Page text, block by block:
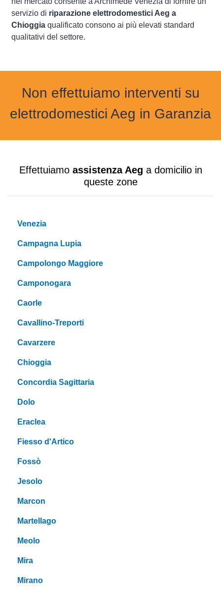
servizio di riparazione elettrodomestici Aeg a
Chioggia qualificato consono ai più elevati standard
qualitativi del settore.
Non effettuiamo interventi su
elettrodomestici Aeg in Garanzia
Effettuiamo assistenza Aeg a domicilio in
queste zone
Venezia
Campagna Lupia
Campolongo Maggiore
Camponogara
Caorle
Cavallino-Treporti
Cavarzere
Chioggia
Concordia Sagittaria
Dolo
Eraclea
Fiesso d'Artico
Fossò
Jesolo
Marcon
Martellago
Meolo
Mira
Mirano